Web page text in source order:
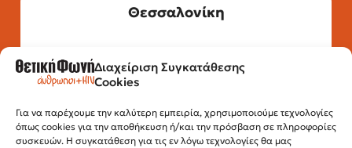
Διαχείριση Συγκατάθεσης
Cookies
Για να παρέχουμε την καλύτερη εμπειρία, χρησιμοποιούμε τεχνολογίες
όπως cookies για την αποθήκευση ή/και την πρόσβαση σε πληροφορίες
συσκευών. Η συγκατάθεση για τις εν λόγω τεχνολογίες θα μας
Θεσσαλονίκη
Τηλέφωνο: 2315 525 020
Fax: 210 32 15 644
Εγνατίας 112, 3ος όροφος, 54622,
Θεσσαλονίκη
Ώρες λειτουργίας: